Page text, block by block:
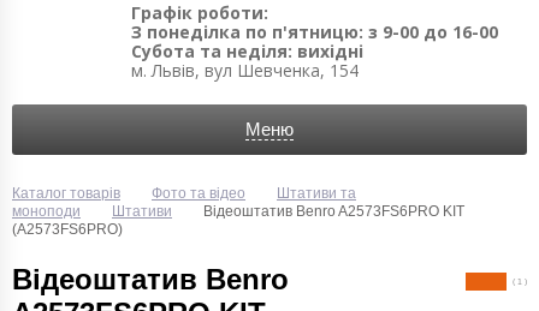
Графік роботи:
З понеділка по п'ятницю: з 9-00 до 16-00
Субота та неділя: вихідні
м. Львів, вул Шевченка, 154
Меню
Каталог товарів Фото та відео
Штативи та
моноподи
Штативи
Відеоштатив Benro A2573FS6PRO KIT
(A2573FS6PRO)
Відеоштатив Benro
( 1 )